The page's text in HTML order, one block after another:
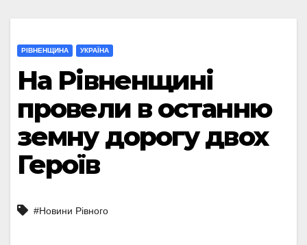
РІВНЕНЩИНА УКРАЇНА
На Рівненщині
провели в останню
земну дорогу двох
Героїв
#Новини Рівного